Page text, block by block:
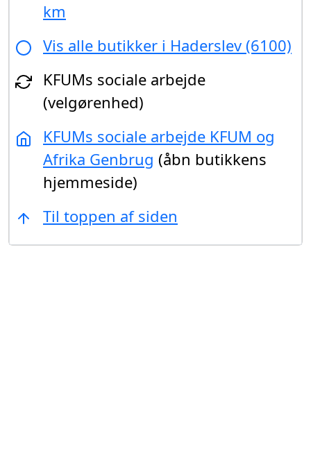
km
Vis alle butikker i Haderslev (6100)
KFUMs sociale arbejde
(velgørenhed)
KFUMs sociale arbejde KFUM og
Afrika Genbrug (åbn butikkens
hjemmeside)
Til toppen af siden